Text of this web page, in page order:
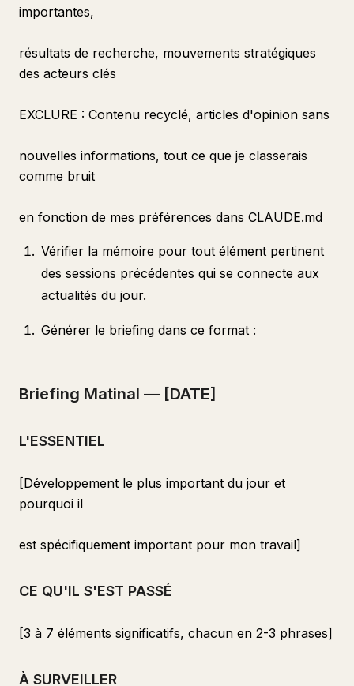
importantes,
résultats de recherche, mouvements stratégiques
des acteurs clés
EXCLURE : Contenu recyclé, articles d'opinion sans
nouvelles informations, tout ce que je classerais
comme bruit
en fonction de mes préférences dans CLAUDE.md
Vérifier la mémoire pour tout élément pertinent
des sessions précédentes qui se connecte aux
actualités du jour.
Générer le briefing dans ce format :
Briefing Matinal — [DATE]
L'ESSENTIEL
[Développement le plus important du jour et
pourquoi il
est spécifiquement important pour mon travail]
CE QU'IL S'EST PASSÉ
[3 à 7 éléments significatifs, chacun en 2-3 phrases]
À SURVEILLER